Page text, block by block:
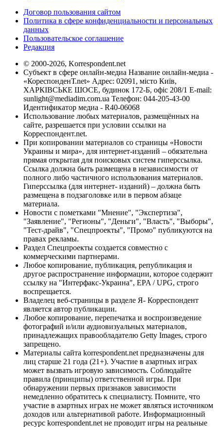
Договор пользования сайтом
Политика в сфере конфиденциальности и персональных
данных
Пользовательское соглашение
Редакция
© 2000-2026, Korrespondent.net
Субъект в сфере онлайн-медиа Название онлайн-медиа -
«КореспонденТ.net» Адрес: 02091, місто Київ,
ХАРКІВСЬКЕ ШОСЕ, будинок 172-Б, офіс 208/1 E-mail:
sunlight@mediadim.com.ua Телефон: 044-205-43-00
Идентификатор медиа - R40-06068
Использование любых материалов, размещённых на
сайте, разрешается при условии ссылки на
Корреспондент.net.
При копировании материалов со страницы «Новости
Украины и мира», для интернет-изданий – обязательна
прямая открытая для поисковых систем гиперссылка.
Ссылка должна быть размещена в независимости от
полного либо частичного использования материалов.
Гиперссылка (для интернет- изданий) – должна быть
размещена в подзаголовке или в первом абзаце
материала.
Новости с пометками "Мнение", "Экспертиза",
"Заявление", "Регионы", "Деньги", "Власть", "Выборы",
"Тест-драйв", "Спецпроекты", "Промо" публикуются на
правах рекламы.
Раздел Спецпроекты создается совместно с
коммерческими партнерами.
Любое копирование, публикация, републикация и
другое распространение информации, которое содержит
ссылку на "Интерфакс-Украина", EPA / UPG, строго
воспрещается.
Владелец веб-страницы в разделе Я- Корреспондент
является автор публикации.
Любое копирование, перепечатка и воспроизведение
фотографий и/или аудиовизуальных материалов,
принадлежащих правообладателю Getty Images, строго
запрещено.
Материалы сайта korrespondent.net предназначены для
лиц старше 21 года (21+). Участие в азартных играх
может вызвать игровую зависимость. Соблюдайте
правила (принципы) ответственной игры. При
обнаружении первых признаков зависимости
немедленно обратитесь к специалисту. Помните, что
участие в азартных играх не может являться источником
доходов или альтернативой работе. Информационный
ресурс korrespondent.net не проводит игры на реальные